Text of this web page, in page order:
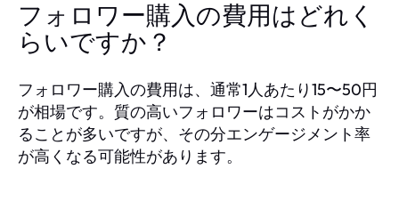
フォロワー購入の費用はどれく
らいですか？
フォロワー購入の費用は、通常1人あたり15〜50円
が相場です。質の高いフォロワーはコストがかか
ることが多いですが、その分エンゲージメント率
が高くなる可能性があります。